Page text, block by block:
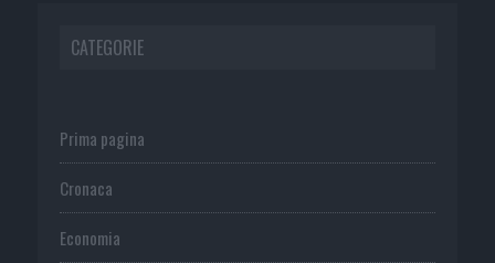
CATEGORIE
Prima pagina
Cronaca
Economia